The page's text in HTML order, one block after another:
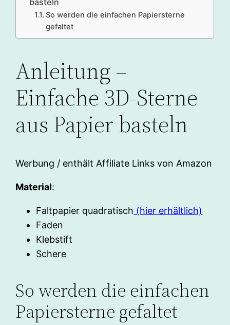
basteln
So werden die einfachen Papiersterne
gefaltet
Anleitung –
Einfache 3D-Sterne
aus Papier basteln
Werbung / enthält Affiliate Links von Amazon
Material:
Faltpapier quadratisch (hier erhältlich)
Faden
Klebstift
Schere
So werden die einfachen
Papiersterne gefaltet